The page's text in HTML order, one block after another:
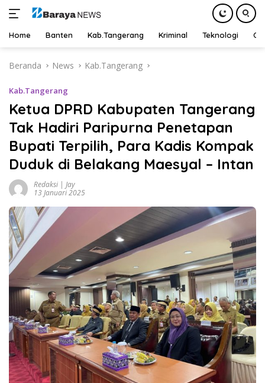
Home Banten Kab.Tangerang Kriminal Teknologi
Beranda News Kab.Tangerang
Kab.Tangerang
Ketua DPRD Kabupaten Tangerang
Tak Hadiri Paripurna Penetapan
Bupati Terpilih, Para Kadis Kompak
Duduk di Belakang Maesyal – Intan
Redaksi | Jay
13 Januari 2025